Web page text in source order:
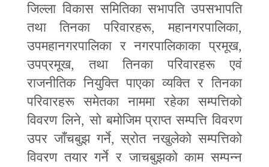
जिल्ला विकास समितिका सभापति उपसभापति
तथा तिनका परिवारहरू,महानगरपालिका,
उपमहानगरपालिका र नगरपालिकाका प्रमूख,
उपप्रमूख,तथा तिनका परिवारहरू एवं
राजनीतिक नियुक्ति पाएका व्यक्ति र तिनका
परिवारहरू समेतका नाममा रहेका सम्पत्तिको
विवरण लिने,सो बमोजिम प्राप्त सम्पत्ति विवरण
उपर जाँचबुझ गर्ने,स्रोत नखुलेको सम्पत्तिको
विवरण तयार गर्ने र जाचबुझको काम सम्पन्न